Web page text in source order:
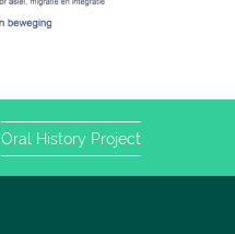
Oral History Project